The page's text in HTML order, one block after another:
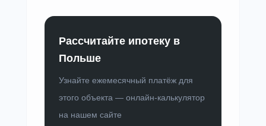
Рассчитайте ипотеку в
Польше
Узнайте ежемесячный платёж для
этого объекта — онлайн-калькулятор
на нашем сайте